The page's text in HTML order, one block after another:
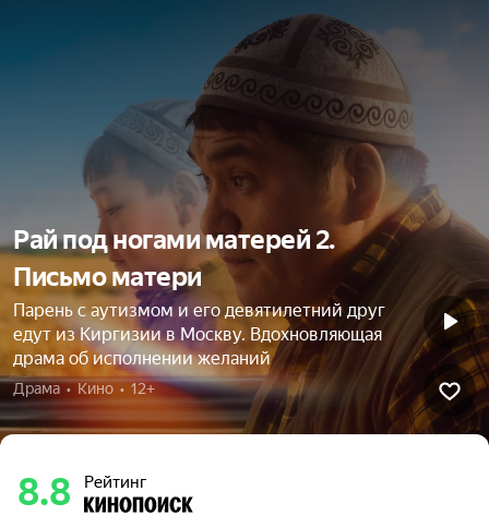
Рай под ногами матерей 2.
Письмо матери
Парень с аутизмом и его девятилетний друг
едут из Киргизии в Москву. Вдохновляющая
драма об исполнении желаний
Драма  •  Кино  •  12+
8.8 Рейтинг